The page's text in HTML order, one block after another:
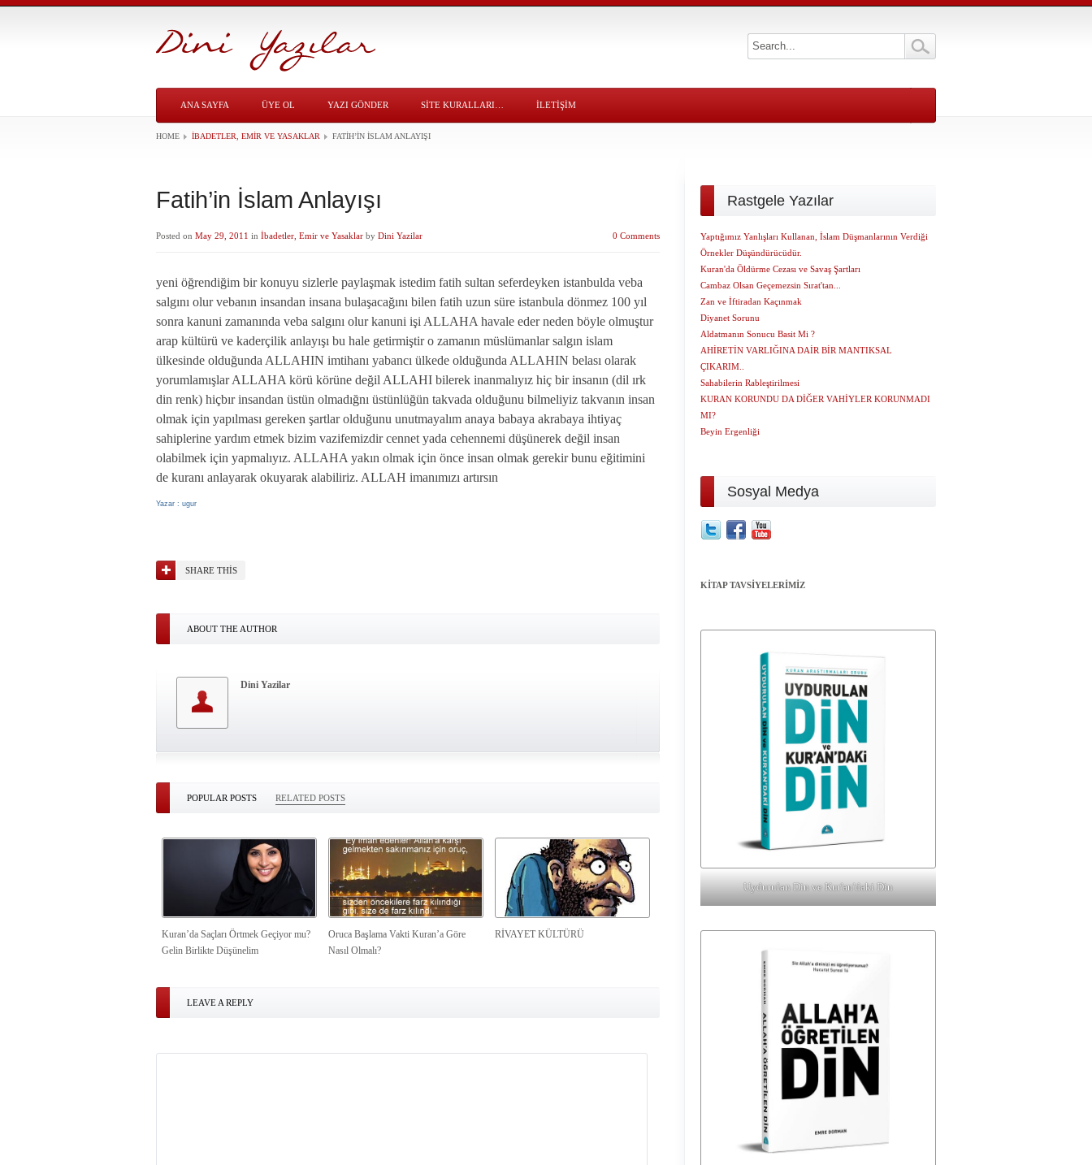
ANA SAYFA ÜYE OL YAZI GÖNDER SITE KURALLARI… İLETİŞİM
HOME İBADETLER, EMIR VE YASAKLAR FATIH’IN İSLAM ANLAYIŞI
Fatih’in İslam Anlayışı
Posted on May 29, 2011 in İbadetler, Emir ve Yasaklar by Dini Yazilar 0 Comments
yeni öğrendiğim bir konuyu sizlerle paylaşmak istedim fatih sultan seferdeyken istanbulda veba
salgını olur vebanın insandan insana bulaşacağını bilen fatih uzun süre istanbula dönmez 100 yıl
sonra kanuni zamanında veba salgını olur kanuni işi ALLAHA havale eder neden böyle olmuştur
arap kültürü ve kaderçilik anlayışı bu hale getirmiştir o zamanın müslümanlar salgın islam
ülkesinde olduğunda ALLAHIN imtihanı yabancı ülkede olduğunda ALLAHIN belası olarak
yorumlamışlar ALLAHA körü körüne değil ALLAHI bilerek inanmalıyız hiç bir insanın (dil ırk
din renk) hiçbır insandan üstün olmadığnı üstünlüğün takvada olduğunu bilmeliyiz takvanın insan
olmak için yapılması gereken şartlar olduğunu unutmayalım anaya babaya akrabaya ihtiyaç
sahiplerine yardım etmek bizim vazifemizdir cennet yada cehennemi düşünerek değil insan
olabilmek için yapmalıyız. ALLAHA yakın olmak için önce insan olmak gerekir bunu eğitimini
de kuranı anlayarak okuyarak alabiliriz. ALLAH imanımızı artırsın
Yazar : ugur
SHARE THIS
ABOUT THE AUTHOR
Dini Yazilar
POPULAR POSTS RELATED POSTS
Kuran’da Saçları Örtmek Geçiyor mu?
Gelin Birlikte Düşünelim
Oruca Başlama Vakti Kuran’a Göre
Nasıl Olmalı?
RİVAYET KÜLTÜRÜ
LEAVE A REPLY
Rastgele Yazılar
Yaptığımız Yanlışları Kullanan, İslam Düşmanlarının Verdiği
Örnekler Düşündürücüdür.
Kuran'da Öldürme Cezası ve Savaş Şartları
Cambaz Olsan Geçemezsin Sırat'tan...
Zan ve İftiradan Kaçınmak
Diyanet Sorunu
Aldatmanın Sonucu Basit Mi ?
AHİRETİN VARLIĞINA DAİR BİR MANTIKSAL
ÇIKARIM..
Sahabilerin Rableştirilmesi
KURAN KORUNDU DA DİĞER VAHİYLER KORUNMADI
MI?
Beyin Ergenliği
Sosyal Medya
KİTAP TAVSİYELERİMİZ
Uydurulan Din ve Kur'an'daki Din